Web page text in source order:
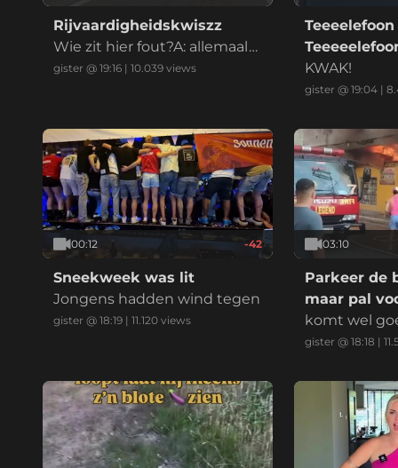
Rijvaardigheidskwiszz
Wie zit hier fout?A: allemaal
B: iedereenC: alle betrokken
gister @ 19:16 | 10.039 views
KWAK!
gister @ 19:04|
00:12 -42
Sneekweek was lit
Jongens hadden wind tegen
gister @ 18:19 | 11.120 views
03:10
Parkeer de
maar pal
komt wel
gister @ 18:18 |